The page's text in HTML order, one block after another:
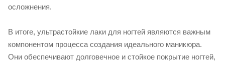
осложнения.
В итоге, ультрастойкие лаки для ногтей являются важным
компонентом процесса создания идеального маникюра.
Они обеспечивают долговечное и стойкое покрытие ногтей,